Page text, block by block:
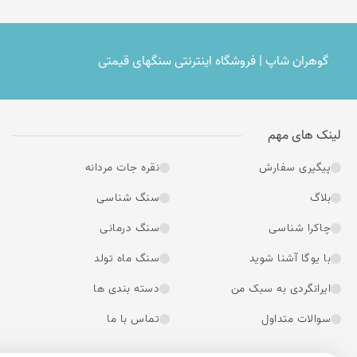
برزیل
افریقا
روسیه
افریقای جنوبی - نامبیا
ایران -نیشابور
گوهران شاپ | فروشگاه اینترنتی سنگهای قیمتی
لینک های مهم
پیگیری سفارش
نقره جات مردانه
بلاگ
سنگ شناسی
چاکرا شناسی
سنگ درمانی
با یوگا آشنا شوید
سنگ ماه تولد
ایرانگردی به سبک من
دسته بندی ها
سوالات متداول
تماس با ما